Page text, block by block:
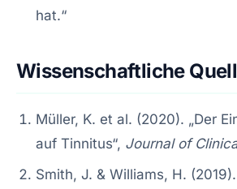
hat.“
Wissenschaftliche
Müller, K. et al. (2020). „Der
auf Tinnitus“, Journal of
Smith, J. & Williams, H. (2019).